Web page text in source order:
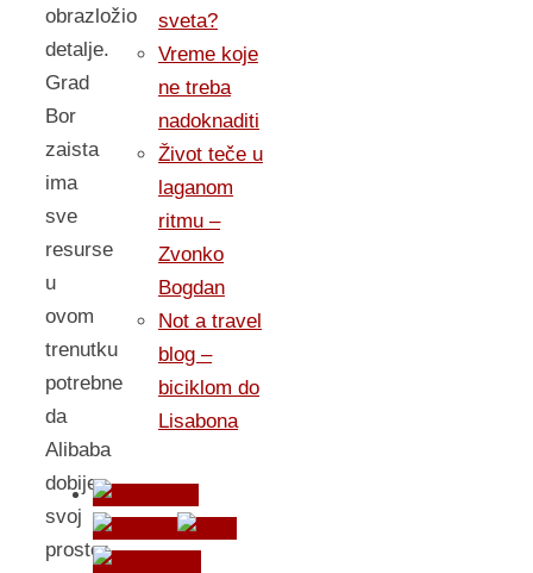
obrazložio
detalje.
Grad
Bor
zaista
ima
sve
resurse
u
ovom
trenutku
potrebne
da
Alibaba
dobije
svoj
prostor
sveta?
Vreme koje
ne treba
nadoknaditi
Život teče u
laganom
ritmu –
Zvonko
Bogdan
Not a travel
blog –
biciklom do
Lisabona